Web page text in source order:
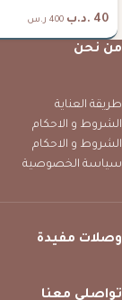
40 .د.ب 400 ر.س
من نحن
طريقة العناية
الشروط و الاحكام
الشروط و الاحكام
سياسة الخصوصية
وصلات مفيدة
تواصلي معنا